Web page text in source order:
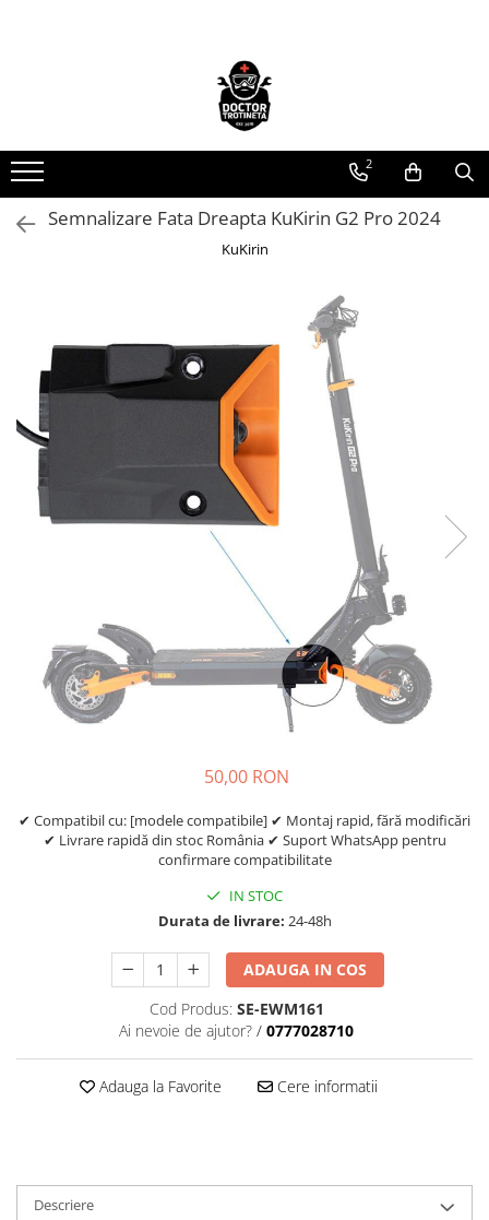
Toate produsele
Piese de schimb
https://www.doctortrotineta.ro/electrica
Acceleratie
Cabluri
BMS
Acumulatori
Kit complet
Contact cu cheie
https://www.doctortrotineta.ro/frane
Discuri frana
https://www.doctortrotineta.ro/lumini
Stop trotineta
Faruri
https://www.doctortrotineta.ro/cadru
Suruburi
Suspensie
https://www.doctortrotineta.ro/camere-
https://www.doctortrotineta.ro/cauciucuri-
trotinete-electrice
https://www.doctortrotineta.ro/cauciucuri-
Trotinete electrice
2
Semnalizare Fata Dreapta KuKirin G2 Pro 2024
KuKirin
50,00 RON
✔ Compatibil cu: [modele compatibile] ✔ Montaj rapid, fără modificări
✔ Livrare rapidă din stoc România ✔ Suport WhatsApp pentru
confirmare compatibilitate
IN STOC
Durata de livrare: 24-48h
ADAUGA IN COS
Cod Produs: SE-EWM161
Ai nevoie de ajutor? / 0777028710
Adauga la Favorite Cere informatii
Descriere